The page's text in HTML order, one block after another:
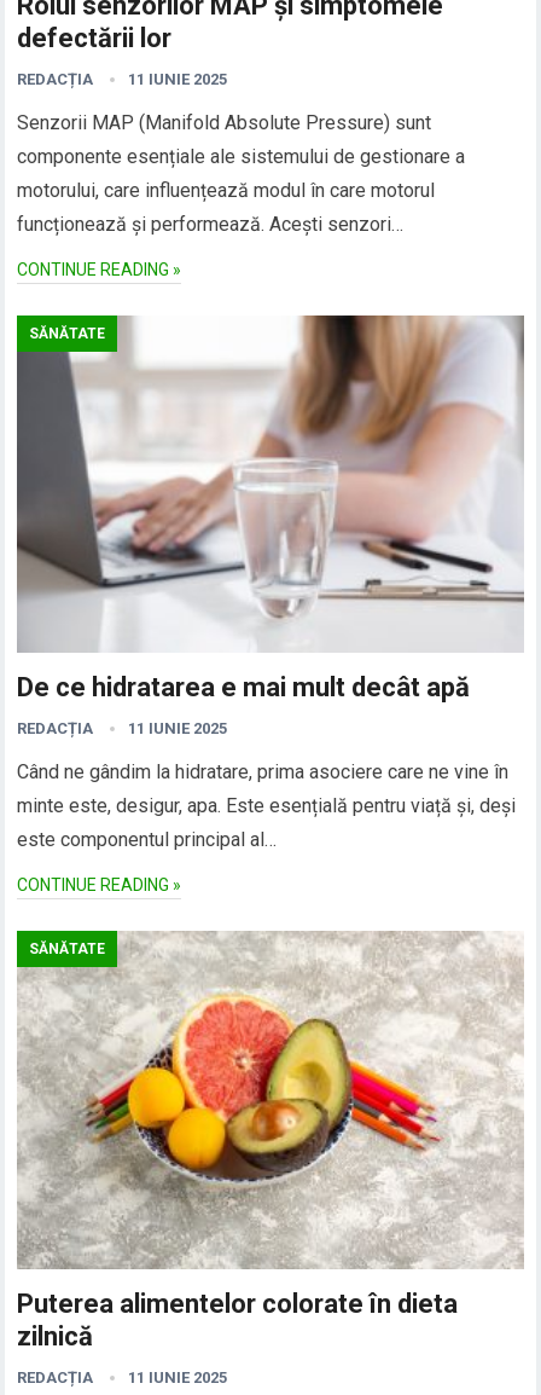
defectării lor
REDACȚIA 11 IUNIE 2025
Senzorii MAP (Manifold Absolute Pressure) sunt
componente esențiale ale sistemului de gestionare a
motorului, care influențează modul în care motorul
funcționează și performează. Acești senzori…
CONTINUE READING »
SĂNĂTATE
De ce hidratarea e mai mult decât apă
REDACȚIA 11 IUNIE 2025
Când ne gândim la hidratare, prima asociere care ne vine în
minte este, desigur, apa. Este esențială pentru viață și, deși
este componentul principal al…
CONTINUE READING »
SĂNĂTATE
Puterea alimentelor colorate în dieta
zilnică
REDACȚIA 11 IUNIE 2025